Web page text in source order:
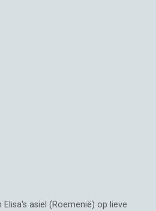
asiel (Roemenië) op lieve